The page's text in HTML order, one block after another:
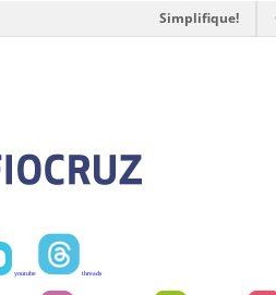
Simplifique!
youtube
threads